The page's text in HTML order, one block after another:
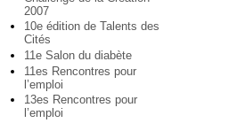
2007
10e édition de Talents des
Cités
11e Salon du diabète
11es Rencontres pour
l’emploi
13es Rencontres pour
l’emploi